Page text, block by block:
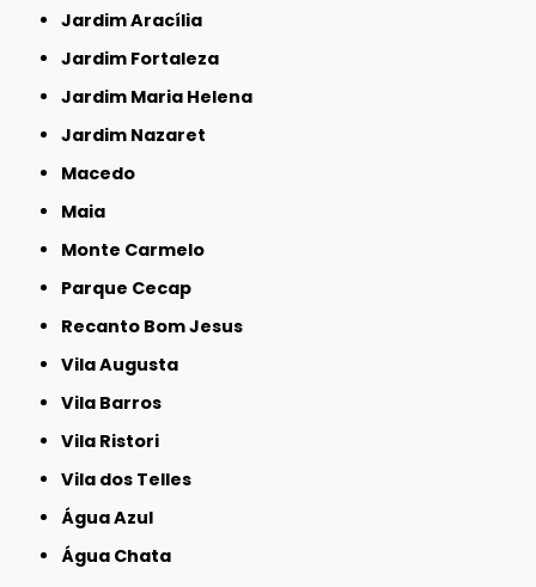
Jardim Aracília
Jardim Fortaleza
Jardim Maria Helena
Jardim Nazaret
Macedo
Maia
Monte Carmelo
Parque Cecap
Recanto Bom Jesus
Vila Augusta
Vila Barros
Vila Ristori
Vila dos Telles
Água Azul
Água Chata